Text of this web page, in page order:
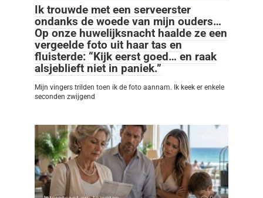
Ik trouwde met een serveerster
ondanks de woede van mijn ouders…
Op onze huwelijksnacht haalde ze een
vergeelde foto uit haar tas en
fluisterde: “Kijk eerst goed… en raak
alsjeblieft niet in paniek.”
Mijn vingers trilden toen ik de foto aannam. Ik keek er enkele
seconden zwijgend